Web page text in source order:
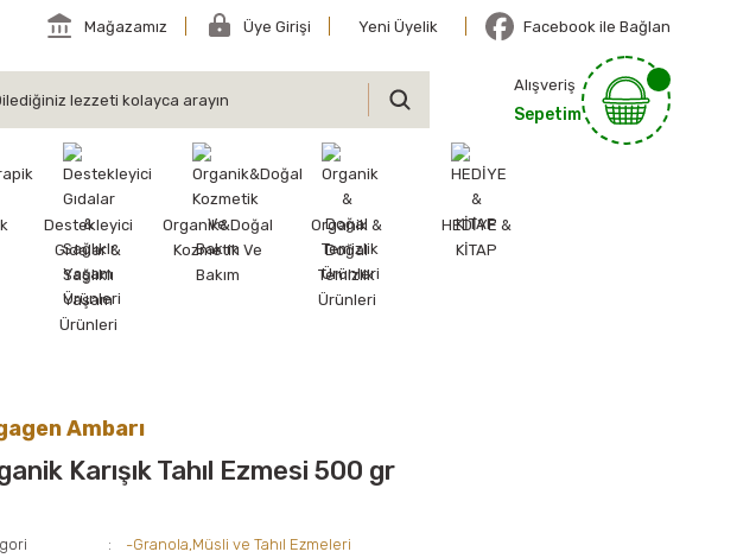
Mağazamız Üye Girişi Yeni Üyelik Facebook ile Bağlan
Alışveriş
Sepetim
Destekleyici
Gıdalar &
Sağlıklı
Yaşam
Ürünleri
Organik&Doğal
Kozmetik Ve
Bakım
Organik &
Doğal
Temizlik
Ürünleri
HEDİYE &
KİTAP
Ambarı
Karışık Tahıl Ezmesi 500 gr
-Granola,Müsli ve Tahıl Ezmeleri